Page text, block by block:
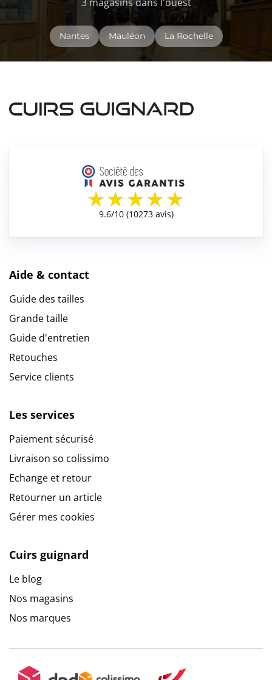
Nantes Mauléon La Rochelle
Aide & contact
Guide des tailles
Grande taille
Guide d'entretien
Retouches
Service clients
Les services
Paiement sécurisé
Livraison so colissimo
Echange et retour
Retourner un article
Gérer mes cookies
Cuirs guignard
Le blog
Nos magasins
Nos marques